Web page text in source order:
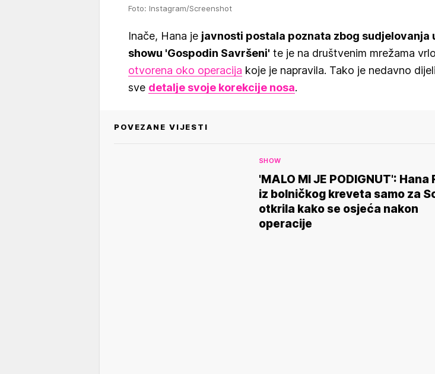
Foto: Instagram/Screenshot
Inače, Hana je javnosti postala poznata zbog sudjelovanja
showu 'Gospodin Savršeni' te je na društvenim mrežama vrlo
otvorena oko operacija koje je napravila. Tako je nedavno
sve detalje svoje korekcije nosa.
POVEZANE VIJESTI
SHOW
'MALO MI JE PODIGNUT': Hana
iz bolničkog kreveta samo za
otkrila kako se osjeća nakon
operacije